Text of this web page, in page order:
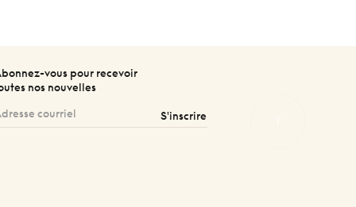
vous pour recevoir
nos nouvelles
S'inscrire